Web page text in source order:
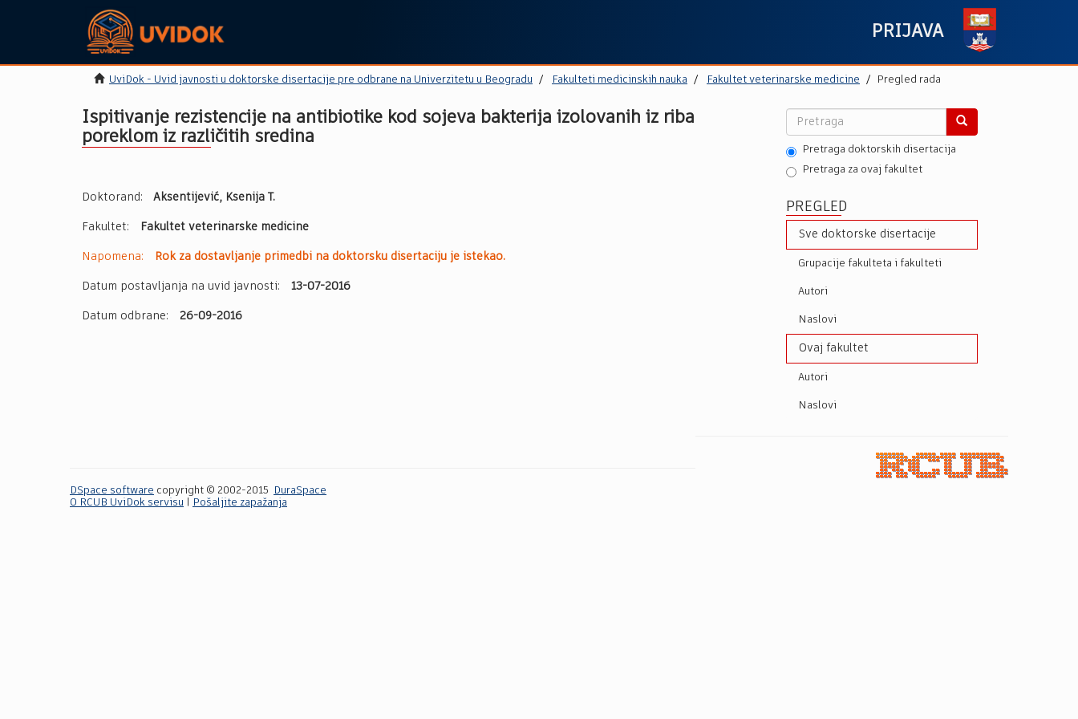
PRIJAVA
UviDok - Uvid javnosti u doktorske disertacije pre odbrane na Univerzitetu u Beogradu Fakulteti medicinskih nauka Fakultet veterinarske medicine Pregled rada
Ispitivanje rezistencije na antibiotike kod sojeva bakterija izolovanih iz riba
poreklom iz različitih sredina
Doktorand: Aksentijević, Ksenija T.
Fakultet: Fakultet veterinarske medicine
Napomena: Rok za dostavljanje primedbi na doktorsku disertaciju je istekao.
Datum postavljanja na uvid javnosti: 13-07-2016
Datum odbrane: 26-09-2016
Pretraga doktorskih disertacija
Pretraga za ovaj fakultet
PREGLED
Sve doktorske disertacije
Grupacije fakulteta i fakulteti
Autori
Naslovi
Ovaj fakultet
Autori
Naslovi
DSpace software copyright © 2002-2015
DuraSpace
O RCUB UviDok servisu
Pošaljite zapažanja